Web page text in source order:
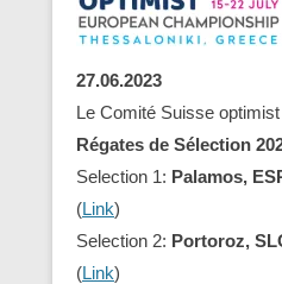
27.06.2023
Le Comité Suisse
Régates de Sélection
Selection 1: Palamos,
(Link)
Selection 2: Portoroz,
(Link)